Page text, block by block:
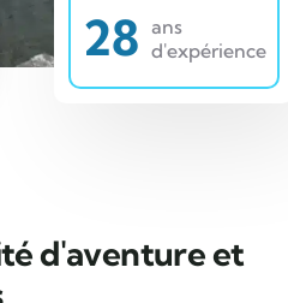
28 ans
d'expérience
d'aventure et